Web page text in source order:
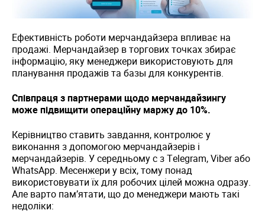
Ефективність роботи мерчандайзера впливає на
продажі. Мерчандайзер в торгових точках збирає
інформацію, яку менеджери використовують для
планування продажів та базы для конкурентів.
Співпраця з партнерами щодо мерчандайзингу
може підвищити операційну маржу до 10%.
Керівництво ставить завдання, контролює у
виконання з допомогою мерчандайзерів і
мерчандайзерів. У середньому с з Telegram, Viber або
WhatsApp. Месенжери у всіх, тому понад
використовувати їх для робочих цілей можна одразу.
Але варто пам’ятати, що до менеджери мають такі
недоліки: